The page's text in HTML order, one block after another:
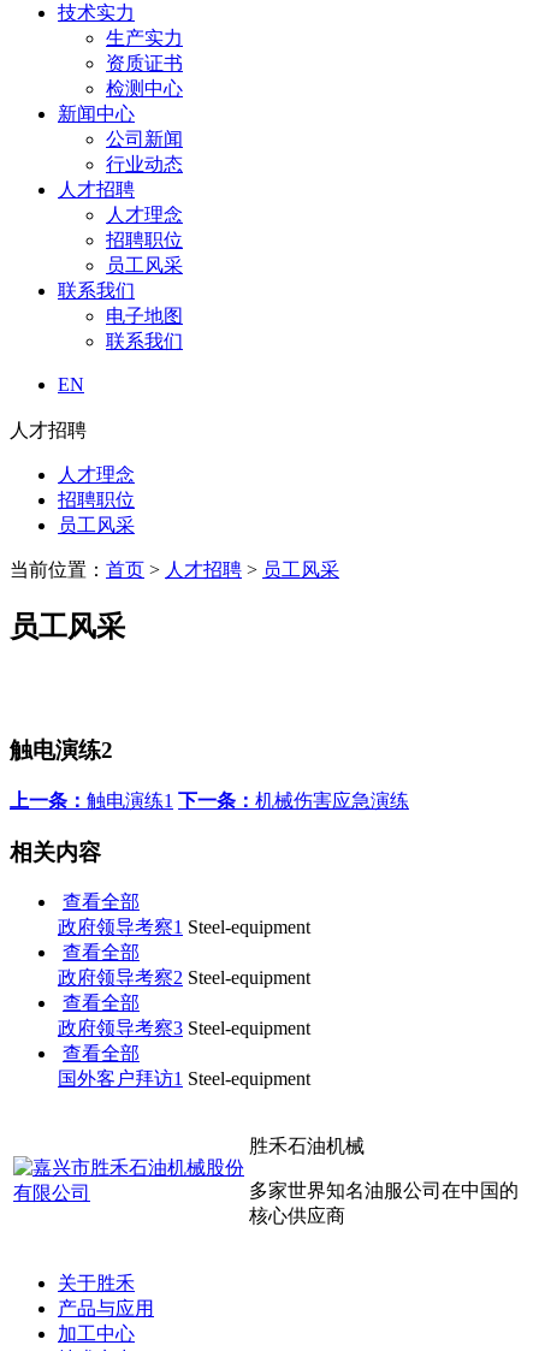
技术实力
生产实力
资质证书
检测中心
新闻中心
公司新闻
行业动态
人才招聘
人才理念
招聘职位
员工风采
联系我们
电子地图
联系我们
EN
人才招聘
人才理念
招聘职位
员工风采
当前位置： 首页 > 人才招聘 > 员工风采
员工风采
触电演练2
上一条： 触电演练1 下一条： 机械伤害应急演练
相关内容
查看全部
政府领导考察1 Steel-equipment
查看全部
政府领导考察2 Steel-equipment
查看全部
政府领导考察3 Steel-equipment
查看全部
国外客户拜访1 Steel-equipment
胜禾石油机械
多家世界知名油服公司在中国的
核心供应商
关于胜禾
产品与应用
加工中心